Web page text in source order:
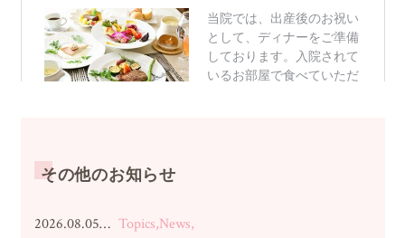
その他のお知らせ
2026.08.05… Topics,News,